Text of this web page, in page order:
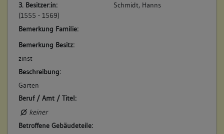
3. Besitzer:in:
(1555 - 1569)
Schmidt, Hanns
Bemerkung Familie:
Bemerkung Besitz:
zinst
Beschreibung:
Garten
Beruf / Amt / Titel:
keiner
Betroffene Gebäudeteile: